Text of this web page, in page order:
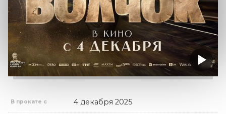
В прокате с 4 декабря 2025